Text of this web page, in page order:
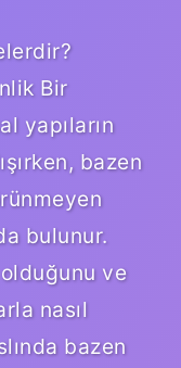
Bir
yapıların
bazen
bulunur.
ve
nasıl
bazen